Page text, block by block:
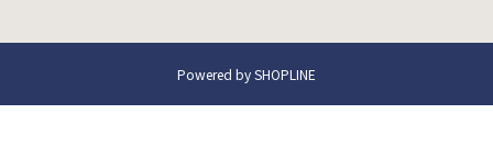
Powered by SHOPLINE